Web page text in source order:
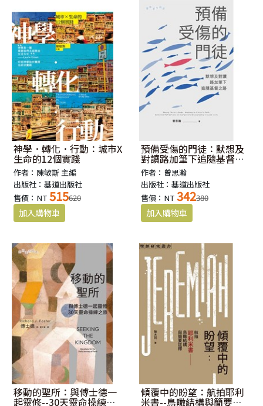
神學．轉化．行動：城市X
生命的12個實踐
作者：陳敏斯 主編
出版社：基道出版社
售價：NT 515620
預備受傷的門徒：默想及
對讀路加筆下追隨基督之
路
作者：曾思瀚
出版社：基道出版社
售價：NT 342380
移動的聖所：與傅士德一
起靈修--30天靈命操練之
傾覆中的盼望：航拍耶利
米書--鳥瞰結構與簡要註